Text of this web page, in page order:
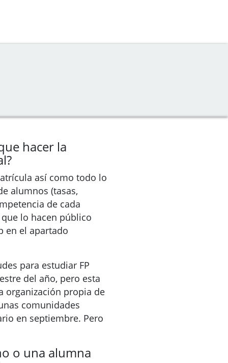
hacer la
así como todo lo
alumnos (tasas,
de cada
lo hacen público
en el apartado
para estudiar FP
del año, pero esta
organización propia de
comunidades
en septiembre. Pero
o una alumna